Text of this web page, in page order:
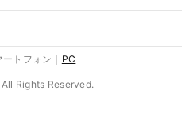
トフォン｜ PC
Rights Reserved.